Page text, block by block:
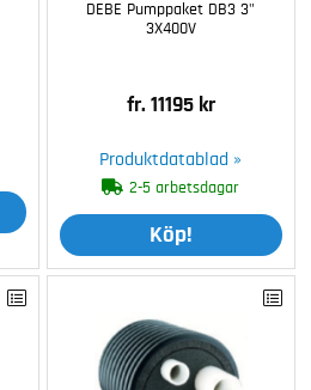
DEBE Pumppaket DB3 3"
3X400V
fr. 11195 kr
Produktdatablad »
2-5 arbetsdagar
Köp!